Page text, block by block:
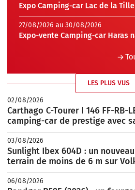
Expo Camping-car Lac de la Tille
27/08/2026 au 30/08/2026
Expo-vente Camping-car Haras
LES PLUS VUS
02/08/2026
Carthago C-Tourer I 146 FF-RB-
camping-car de prestige avec
03/08/2026
Sunlight Ibex 604D : un
terrain de moins de 6 m sur
06/08/2026